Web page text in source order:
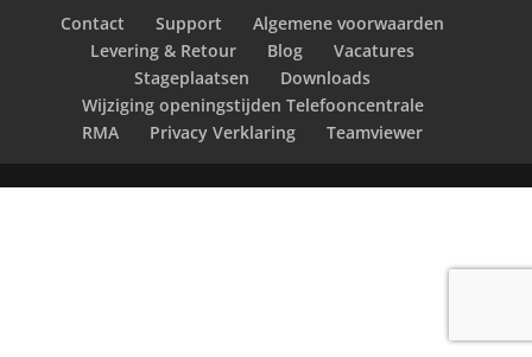
Contact Support
Algemene voorwaarden
Levering & Retour
Blog
Vacatures
Stageplaatsen
Downloads
Wijziging openingstijden Telefooncentrale
RMA
Privacy Verklaring Teamviewer